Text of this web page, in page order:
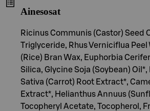
Ainesosat
Ricinus Communis (Castor) Seed
Triglyceride, Rhus Verniciflua Peel
(Rice) Bran Wax, Euphorbia
Silica, Glycine Soja (Soybean)
Sativa (Carrot) Root Extract*,
Extract*, Helianthus Annuus
Tocopheryl Acetate, Tocopherol,